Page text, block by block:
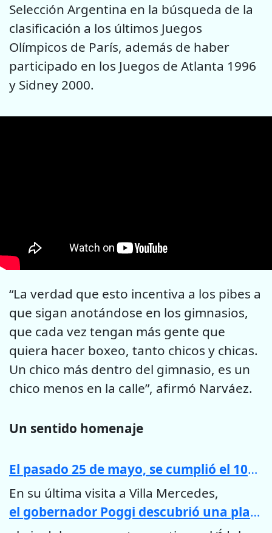
Selección Argentina en la búsqueda de la
clasificación a los últimos Juegos
Olímpicos de París, además de haber
participado en los Juegos de Atlanta 1996
y Sidney 2000.
“La verdad que esto incentiva a los pibes a
que sigan anotándose en los gimnasios,
que cada vez tengan más gente que
quiera hacer boxeo, tanto chicos y chicas.
Un chico más dentro del gimnasio, es un
chico menos en la calle”, afirmó Narváez.
Un sentido homenaje
El pasado 25 de mayo, se cumplió el 100° aniversario del nacimiento de José María Gatica.
En su última visita a Villa Mercedes,
el gobernador Poggi descubrió una placa conmemorativa